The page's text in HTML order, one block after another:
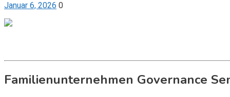
Januar 6, 2026 0
Familienunternehmen Governance